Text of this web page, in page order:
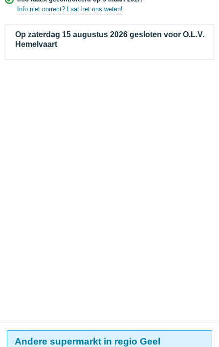
Info niet correct? Laat het ons weten!
Op zaterdag 15 augustus 2026 gesloten voor O.L.V.
Hemelvaart
Andere supermarkt in regio Geel